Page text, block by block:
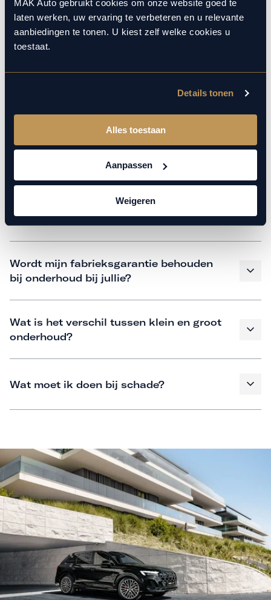
MAK Auto gebruikt cookies om onze website goed te
laten werken, uw ervaring te verbeteren en u relevante
aanbiedingen te tonen. U kiest zelf welke cookies u
toestaat.
Details tonen
Alles toestaan
Aanpassen
Weigeren
verzorgen het onderhoud op hetzelfde niveau als een
merkdealer, met behoud van de fabrieksgarantie. Kom
gerust langs in onze werkplaats voor een APK of een
Hoe weet ik welk onderhoud mijn
auto nodig heeft en wanneer?
Is vervangend vervoer mogelijk?
Wordt mijn fabrieksgarantie behouden
bij onderhoud bij jullie?
Wat is het verschil tussen klein en groot
onderhoud?
Wat moet ik doen bij schade?